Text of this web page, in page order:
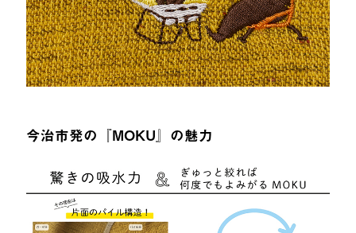
今治市発の『MOKU』の魅力